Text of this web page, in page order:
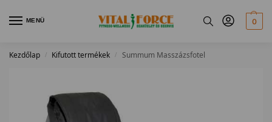
MENÜ 0
Kezdőlap / Kifutott termékek / Summum Masszázsfotel